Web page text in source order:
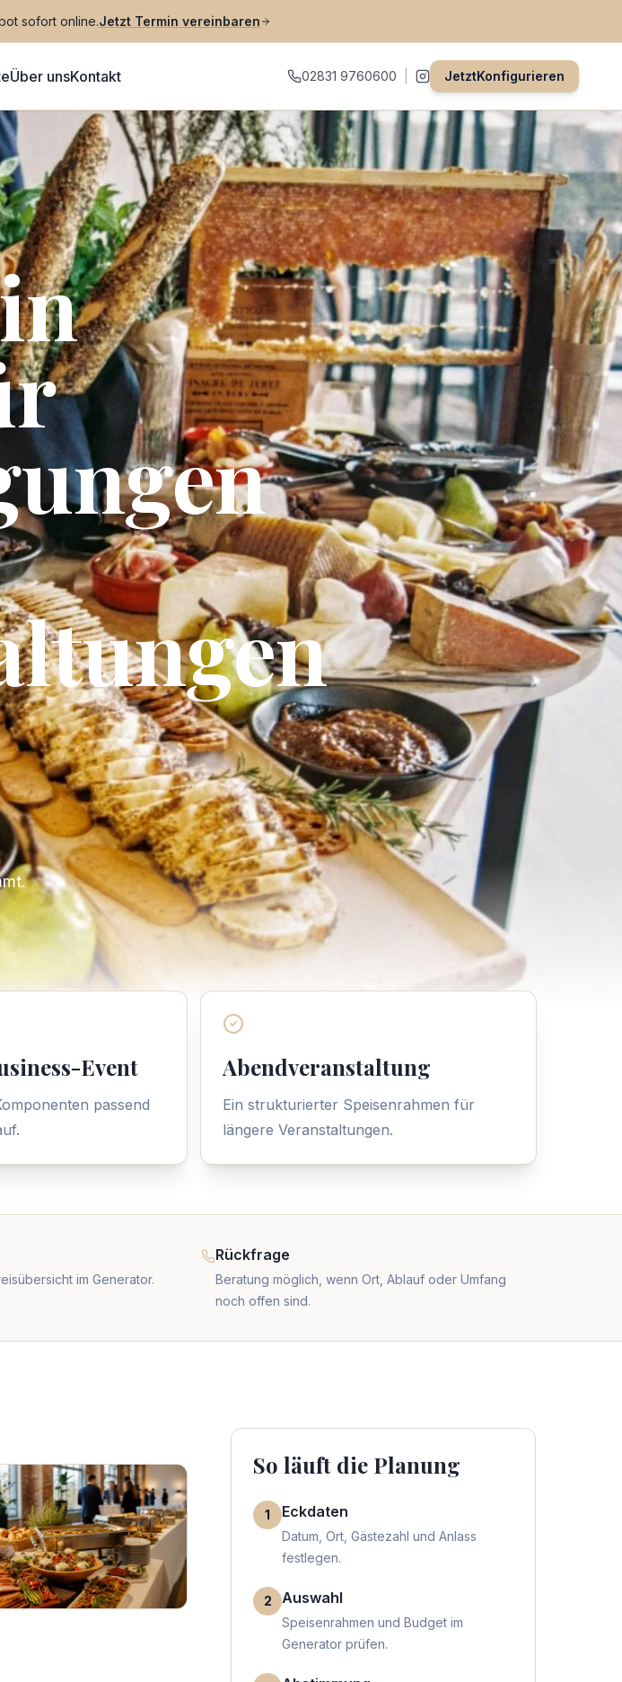
sofort online.Jetzt Termin vereinbaren
Über unsKontakt 02831 9760600 JetztKonfigurieren
Event
passend
Abendveranstaltung
Ein strukturierter Speisenrahmen für
längere Veranstaltungen.
im Generator.
Rückfrage
Beratung möglich, wenn Ort, Ablauf oder Umfang
noch offen sind.
So läuft die Planung
1 Eckdaten
Datum, Ort, Gästezahl und Anlass
festlegen.
2 Auswahl
Speisenrahmen und Budget im
Generator prüfen.